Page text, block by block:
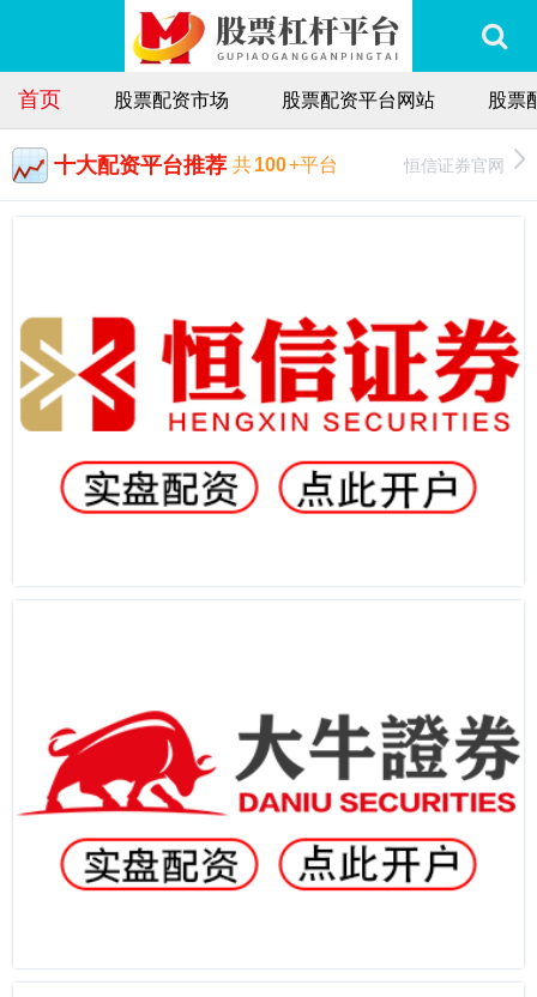
首页 股票配资市场 股票配资平台网站 股票
十大配资平台推荐 共100+平台 恒信证券官网